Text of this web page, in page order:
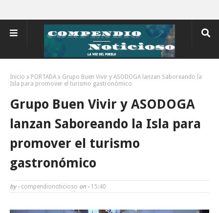
Inicio PORTADA
Grupo Buen Vivir y ASODOGA lanzan Saboreando la
Isla para promover el turismo gastronómico
Grupo Buen Vivir y ASODOGA
lanzan Saboreando la Isla para
promover el turismo
gastronómico
by - compendionoticioso on - 15:40